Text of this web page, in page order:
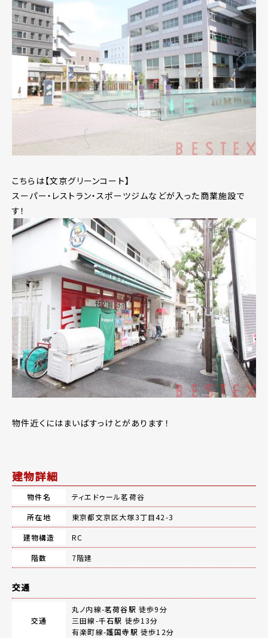
こちらは【文京グリーンコート】
スーパー・レストラン・スポーツジムなどが入った商業施設で
す！
物件近くにはまいばすっけとがあります！
建物詳細
物件名
ティエドゥール茗荷谷
所在地
東京都文京区大塚3丁目42-3
建物構造
RC
階数
7階建
交通
交通
丸ノ内線-茗荷谷駅 徒歩9分
三田線-千石駅 徒歩13分
有楽町線-護国寺駅 徒歩12分